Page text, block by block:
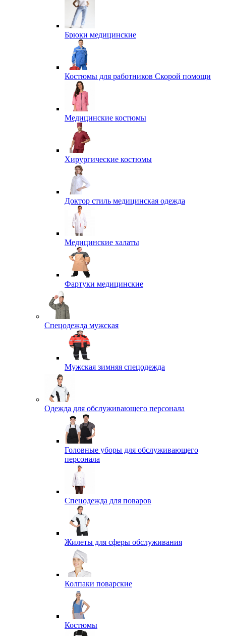
Брюки медицинские
Костюмы для работников Скорой помощи
Медицинские костюмы
Хирургические костюмы
Доктор стиль медицинская одежда
Медицинские халаты
Фартуки медицинские
Спецодежда мужская
Мужская зимняя спецодежда
Одежда для обслуживающего персонала
Головные уборы для обслуживающего
персонала
Спецодежда для поваров
Жилеты для сферы обслуживания
Колпаки поварские
Костюмы